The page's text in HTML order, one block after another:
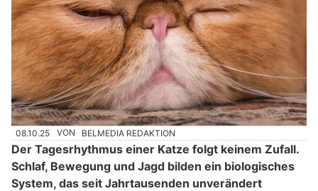
08.10.25 VON BELMEDIA REDAKTION
Der Tagesrhythmus einer Katze folgt keinem Zufall.
Schlaf, Bewegung und Jagd bilden ein biologisches
System, das seit Jahrtausenden unverändert